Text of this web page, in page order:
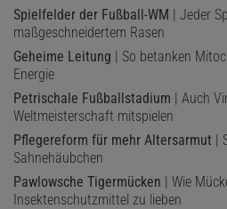
Spielfelder der Fußball-WM | Jeder
maßgeschneidertem Rasen
Geheime Leitung | So betanken
Energie
Petrischale Fußballstadium | Auch
Weltmeisterschaft mitspielen
Pflegereform für mehr Altersarmut |
Sahnehäubchen
Pawlowsche Tigermücken | Wie
Insektenschutzmittel zu lieben